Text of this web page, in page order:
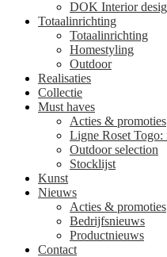
DOK Interior
Totaalinrichting
Totaalinrichting
Homestyling
Outdoor
Realisaties
Collectie
Must haves
Acties & promoties
Ligne Roset Togo:
Outdoor selection
Stocklijst
Kunst
Nieuws
Acties & promoties
Bedrijfsnieuws
Productnieuws
Contact